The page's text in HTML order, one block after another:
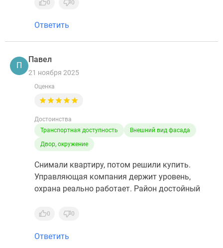
0 0
Ответить
П
Павел
21 ноября 2025
Оценка
Достоинства
Транспортная доступность
Внешний вид фасада
Двор, окружение
Снимали квартиру, потом решили купить.
Управляющая компания держит уровень,
охрана реально работает. Район достойный
0 0
Ответить